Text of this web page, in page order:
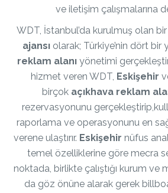
ve iletişim çalışmalarına
WDT, İstanbul’da kurulmuş olan bir
ajansıolarak; Türkiye’nin dört bir
reklam alanıyönetimi
hizmet veren WDT, Eskişehir
birçok açıkhava reklam
rezervasyonunu
raporlama ve operasyonunu en
verene ulaştırır. Eskişehir nüfus
temel özelliklerine göre mecra
noktada, birlikte çalıştığı kurum ve
da göz önüne alarak gerek